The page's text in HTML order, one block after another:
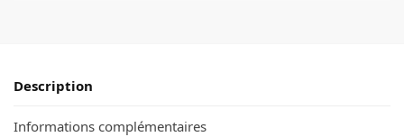
Description
Informations complémentaires